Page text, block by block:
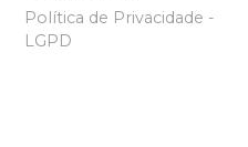
Política de Privacidade -
LGPD